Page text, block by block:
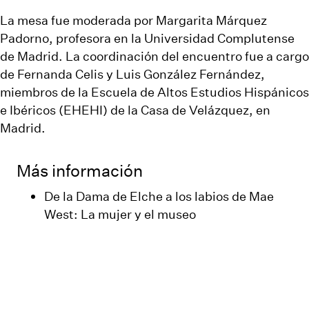
La mesa fue moderada por Margarita Márquez
Padorno, profesora en la Universidad Complutense
de Madrid. La coordinación del encuentro fue a cargo
de Fernanda Celis y Luis González Fernández,
miembros de la Escuela de Altos Estudios Hispánicos
e Ibéricos (EHEHI) de la Casa de Velázquez, en
Madrid.
Más información
De la Dama de Elche a los labios de Mae
West: La mujer y el museo